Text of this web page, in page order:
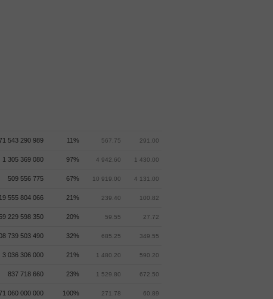
543 290 989 11% 567.75 291.00
1 305 369 080 97% 4 942.60 1 430.00
509 556 775 67% 10 919.00 4 131.00
555 804 066 21% 239.40 100.82
229 598 350 20% 59.55 27.72
739 503 490 32% 685.25 349.55
3 036 306 000 21% 1 480.20 590.20
837 718 660 23% 1 529.80 672.50
060 000 000 100% 271.78 60.89